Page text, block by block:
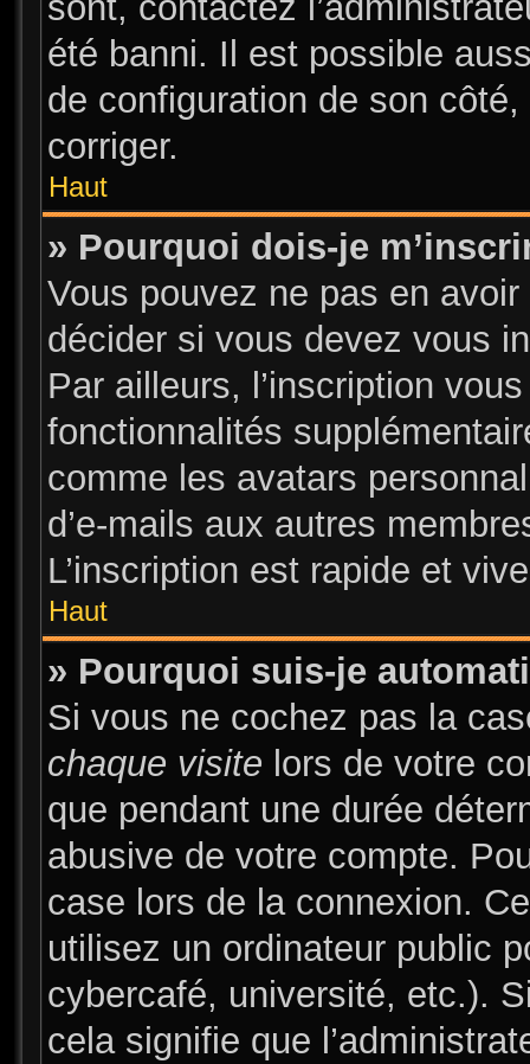
été banni. Il est possible
de configuration de son
corriger.
Haut
» Pourquoi dois-je
Vous pouvez ne pas en
décider si vous devez vous
Par ailleurs, l’inscription
fonctionnalités
comme les avatars
d’e-mails aux autres
L’inscription est rapide et
Haut
» Pourquoi suis-je
Si vous ne cochez pas la
chaque visite lors de votre
que pendant une durée
abusive de votre compte.
case lors de la connexion.
utilisez un ordinateur public
cybercafé, université, etc.).
cela signifie que